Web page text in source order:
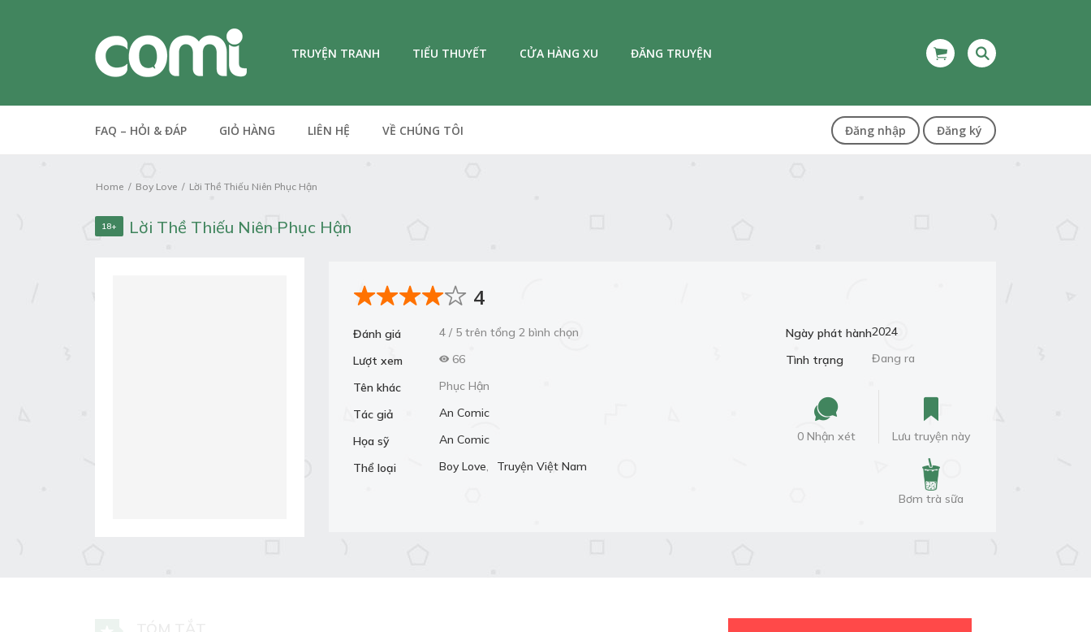
TRUYỆN TRANH TIỂU THUYẾT CỬA HÀNG XU ĐĂNG TRUYỆN
FAQ – HỎI & ĐÁP GIỎ HÀNG LIÊN HỆ VỀ CHÚNG TÔI Đăng nhập Đăng ký
Home Boy Love Lời Thề Thiếu Niên Phục Hận
18+ Lời Thề Thiếu Niên Phục Hận
4
Đánh giá
4 / 5 trên tổng 2 bình chọn
Lượt xem
66
Tên khác
Phục Hận
Tác giả
An Comic
Họa sỹ
An Comic
Thể loại
Boy Love, Truyện Việt Nam
Ngày phát hành2024
Tình trạng
Đang ra
0 Nhận xét Lưu truyện này
Bơm trà sữa